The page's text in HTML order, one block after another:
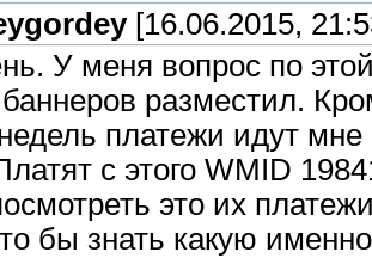
[16.06.2015,
У меня вопрос по
разместил.
платежи идут
с этого WMID
это их
бы знать какую